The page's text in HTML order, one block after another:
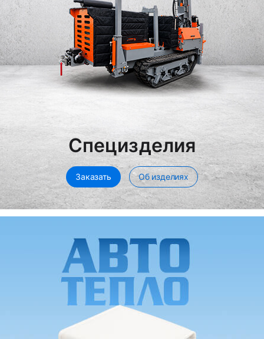
Специзделия
Заказать Об изделиях